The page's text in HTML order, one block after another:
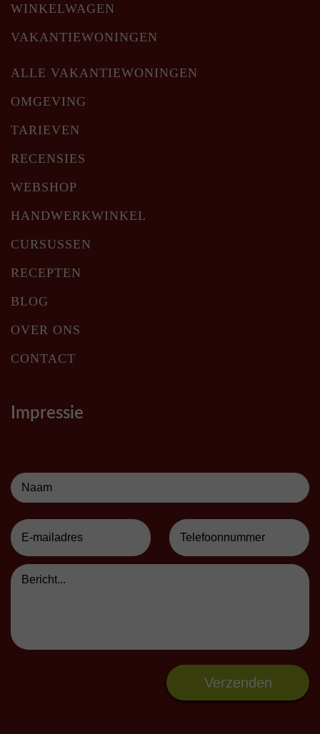
WINKELWAGEN
VAKANTIEWONINGEN
ALLE VAKANTIEWONINGEN
OMGEVING
TARIEVEN
RECENSIES
WEBSHOP
HANDWERKWINKEL
CURSUSSEN
RECEPTEN
BLOG
OVER ONS
CONTACT
Impressie